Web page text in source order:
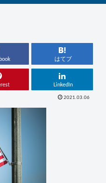
はてブ
LinkedIn
2021.03.06